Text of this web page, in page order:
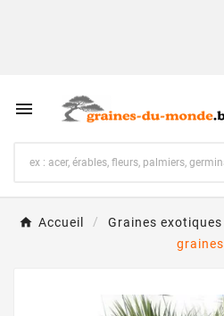

Accueil Graines exotiques
graines